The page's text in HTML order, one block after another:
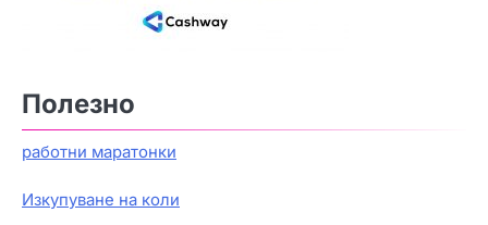
Полезно
работни маратонки
Изкупуване на коли